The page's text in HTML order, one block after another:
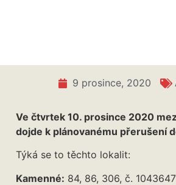
9 prosince, 2020
Ve čtvrtek 10. prosince 2020
dojde k plánovanému přerušení
Týká se to těchto lokalit:
Kamenné: 84, 86, 306, č. 1043647